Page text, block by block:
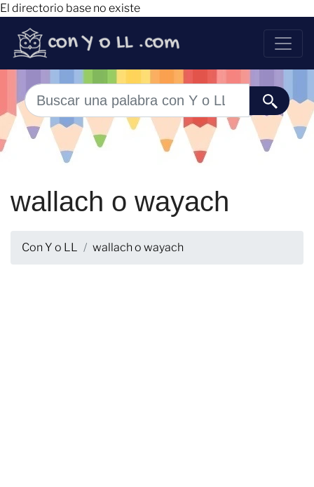
El directorio base no existe
wallach o wayach
Con Y o LL wallach o wayach